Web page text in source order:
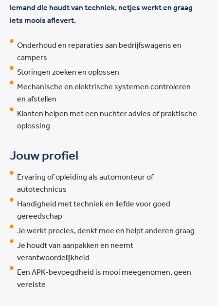
Iemand die houdt van techniek, netjes werkt en graag
iets moois aflevert.
Onderhoud en reparaties aan bedrijfswagens en
campers
Storingen zoeken en oplossen
Mechanische en elektrische systemen controleren
en afstellen
Klanten helpen met een nuchter advies of praktische
oplossing
Jouw profiel
Ervaring of opleiding als automonteur of
autotechnicus
Handigheid met techniek en liefde voor goed
gereedschap
Je werkt precies, denkt mee en helpt anderen graag
Je houdt van aanpakken en neemt
verantwoordelijkheid
Een APK-bevoegdheid is mooi meegenomen, geen
vereiste